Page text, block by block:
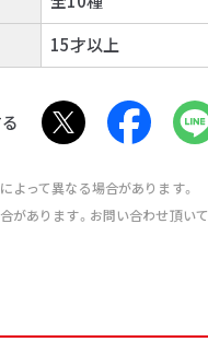
15才以上
よって異なる場合があります。
があります。お問い合わせ頂い